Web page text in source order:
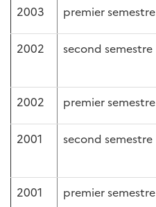
2003 premier semestre
2002 second semestre
2002 premier semestre
2001 second semestre
2001 premier semestre